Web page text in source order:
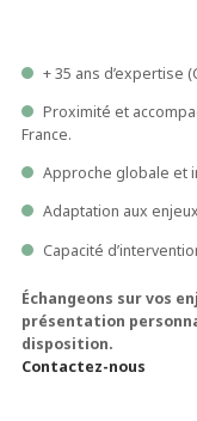
+ 35 ans d’expertise
Proximité et
France.
Approche globale et
Adaptation aux
Capacité
Échangeons sur vos
présentation
disposition.
Contactez-nous